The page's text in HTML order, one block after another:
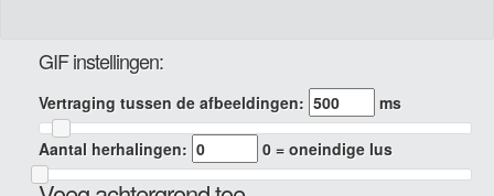
GIF instellingen:
Vertraging tussen de afbeeldingen: ms
Aantal herhalingen: 0 = oneindige lus